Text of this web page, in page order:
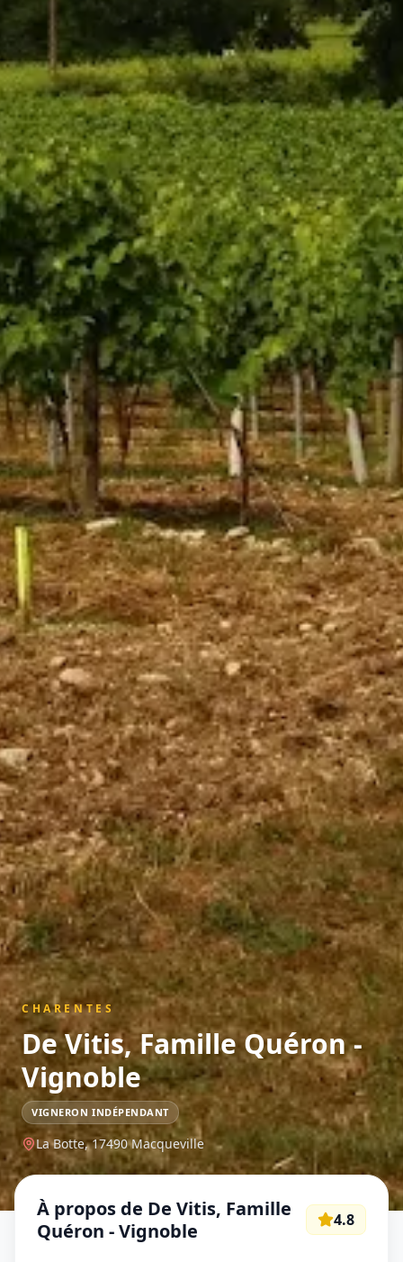
CHARENTES
De Vitis, Famille Quéron -
Vignoble
VIGNERON INDÉPENDANT
La Botte,17490 Macqueville
À propos de De Vitis, Famille
Quéron - Vignoble
4.8